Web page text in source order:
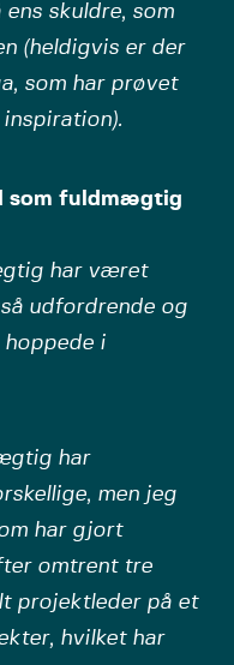
skuldre, som
(heldigvis er der
som har prøvet
som fuldmægtig
har været
udfordrende og
i
har
men jeg
har gjort
omtrent tre
projektleder på et
hvilket har